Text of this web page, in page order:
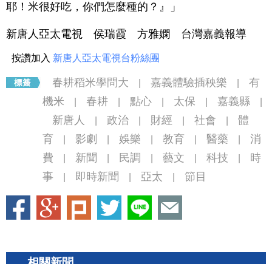
耶！米很好吃，你們怎麼種的？』」
新唐人亞太電視 侯瑞霞 方雅嫻 台灣嘉義報導
按讚加入 新唐人亞太電視台粉絲團
春耕稻米學問大 嘉義體驗插秧樂
有
機米
春耕 點心 太保 嘉義縣
新唐人 政治 財經 社會
體
育
影劇 娛樂 教育 醫藥
消
費
新聞 民調 藝文 科技
時
事
即時新聞 亞太 節目